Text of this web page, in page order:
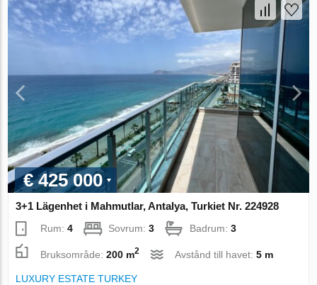
€ 425 000
3+1 Lägenhet i Mahmutlar, Antalya, Turkiet Nr. 224928
Rum:4 Sovrum:3 Badrum:3
Bruksområde:200 m2 Avstånd till havet:5 m
LUXURY ESTATE TURKEY